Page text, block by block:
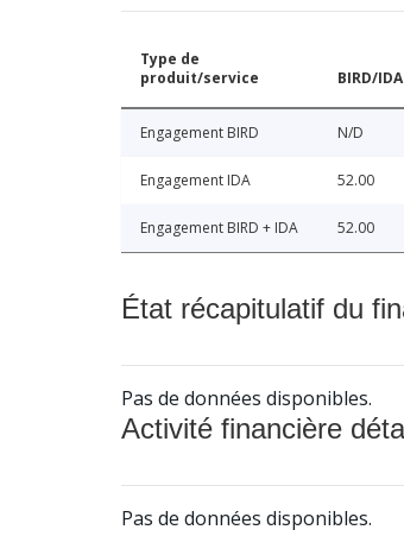
Type de
produit/service
BIRD/IDA
Engagement BIRD N/D
Engagement IDA 52.00
Engagement BIRD + IDA 52.00
État récapitulatif du
Pas de données disponibles.
Activité financière
Pas de données disponibles.